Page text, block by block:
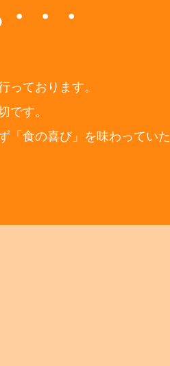
・・
っております。
です。
「食の喜び」を味わっていた